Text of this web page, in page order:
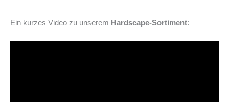
Ein kurzes Video zu unserem Hardscape-Sortiment: